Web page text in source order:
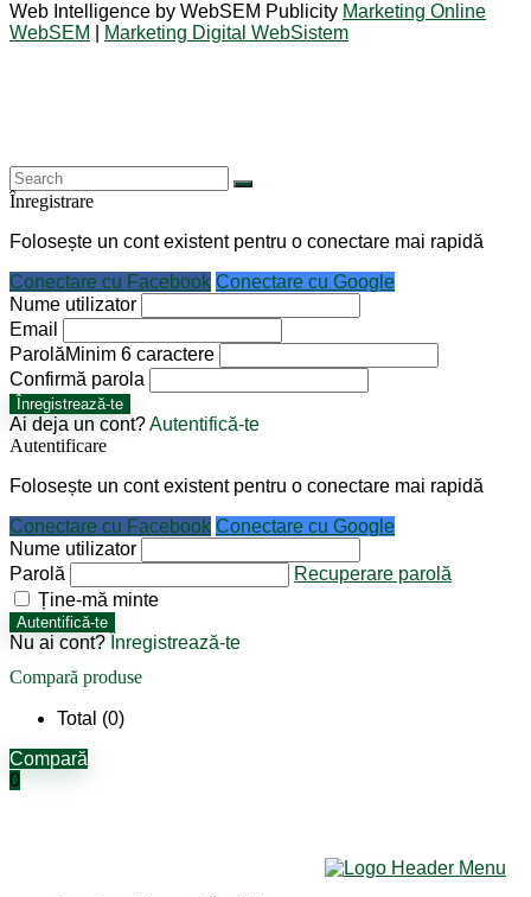
Web Intelligence by WebSEM Publicity Marketing Online
WebSEM
Marketing Digital WebSistem
Înregistrare
Folosește un cont existent pentru o conectare mai rapidă
Conectare cu Facebook Conectare cu Google
Nume utilizator
Email
ParolăMinim 6 caractere
Confirmă parola
Înregistrează-te
Ai deja un cont?Autentifică-te
Autentificare
Folosește un cont existent pentru o conectare mai rapidă
Conectare cu Facebook Conectare cu Google
Nume utilizator
Parolă
Recuperare parolă
Ține-mă minte
Autentifică-te
Nu ai cont? Înregistrează-te
Compară produse
Total (0)
Compară
0